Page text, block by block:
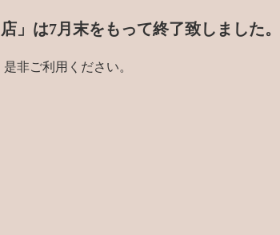
」は7月末をもって終了致しました。
非ご利用ください。